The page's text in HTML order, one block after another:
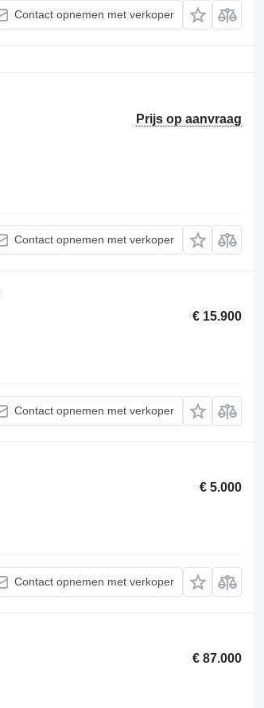
Contact opnemen met verkoper
Prijs op aanvraag
Contact opnemen met verkoper
€ 15.900
Contact opnemen met verkoper
€ 5.000
Contact opnemen met verkoper
€ 87.000